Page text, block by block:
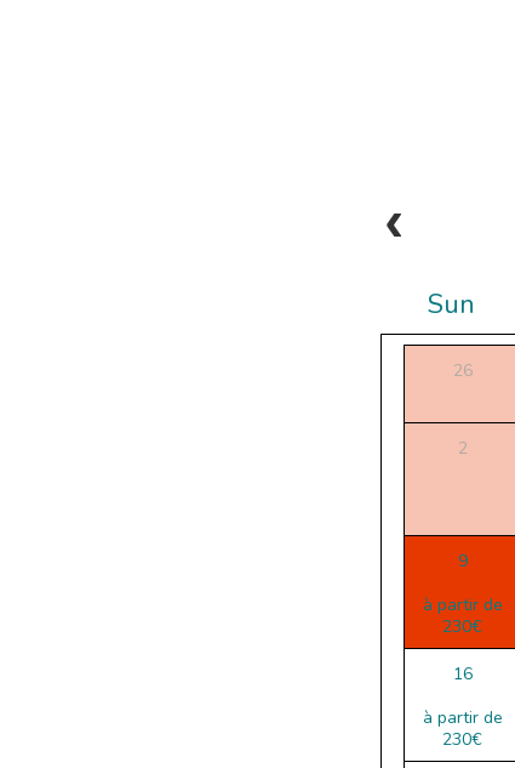
Sun
26
2
9
à partir de
230€
16
à partir de
230€